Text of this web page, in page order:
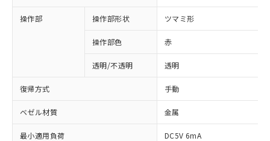
操作部 操作部形状 ツマミ形
操作部色 赤
透明/不透明 透明
復帰方式 手動
ベゼル材質 金属
最小適用負荷 DC5V 6mA